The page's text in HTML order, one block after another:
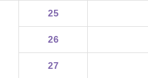
25
26
27